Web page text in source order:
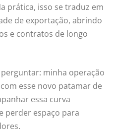
prática, isso se traduz em
de exportação, abrindo
e contratos de longo
minha operação
esse novo patamar de
essa curva
perder espaço para